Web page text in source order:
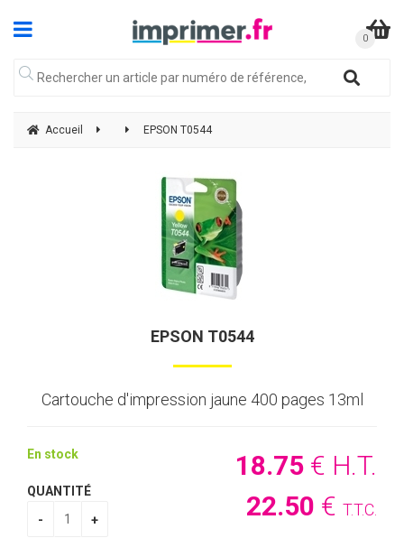
Accueil EPSON T0544
EPSON T0544
Cartouche d'impression jaune 400 pages 13ml
18.75 € H.T.
22.50 € T.T.C.
En stock
QUANTITÉ